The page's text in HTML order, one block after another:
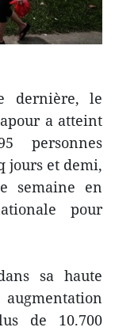
dernière, le
a atteint
personnes
jours et demi,
semaine en
pour
sa haute
de 10.700